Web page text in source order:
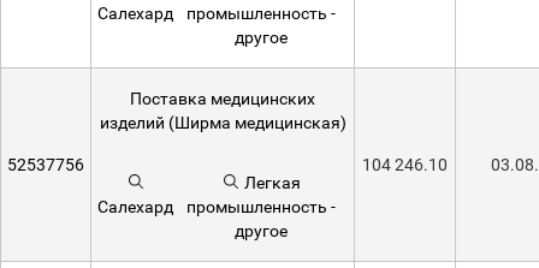
Салехард
промышленность -
другое
52537756
Поставка медицинских
изделий (Ширма медицинская)
Салехард
Легкая
промышленность -
другое
104 246.10